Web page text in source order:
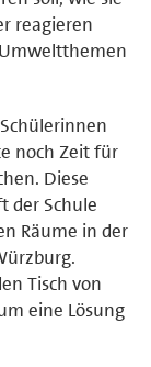
reagieren
noch Zeit für
Diese
der Schule
Räume in der
Tisch von
eine Lösung